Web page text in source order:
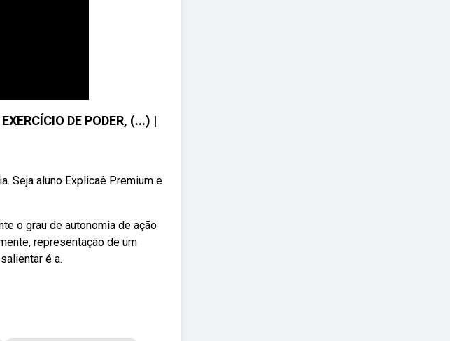
DE PODER, (...) |
Seja aluno Explicaê Premium e
o grau de autonomia de ação
representação de um
é a.